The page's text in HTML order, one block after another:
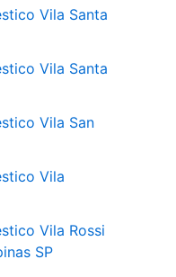
Vila Santa
Vila Santa
Vila San
Vila
Vila Rossi
SP